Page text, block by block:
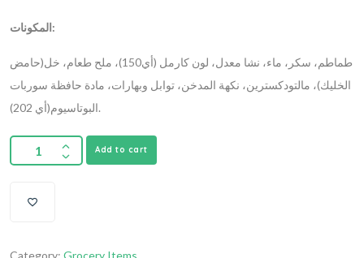
المكونات:
طماطم، سكر، ماء، نشا معدل، لون كارمل (أي150)، ملح طعام، خل(حامض
الخليك)، مالتودكسترين، نكهة المدخن، توابل وبهارات، مادة حافظة سوربات
البوتاسيوم(أي 202).
Add to cart
Category: Grocery Items